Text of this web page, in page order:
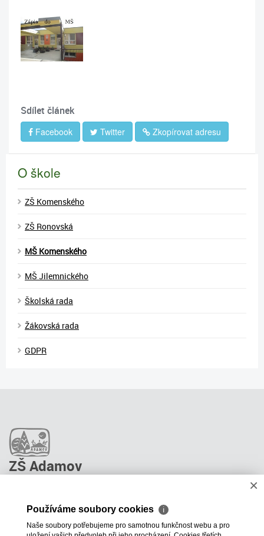
Sdílet článek
Facebook Twitter Zkopírovat adresu
O škole
ZŠ Komenského
ZŠ Ronovská
MŠ Komenského
MŠ Jilemnického
Školská rada
Žákovská rada
GDPR
ZŠ Adamov
Stravování
ŠPP Poradenství
×
Používáme soubory cookies ℹ
Naše soubory potřebujeme pro samotnou funkčnost webu a pro